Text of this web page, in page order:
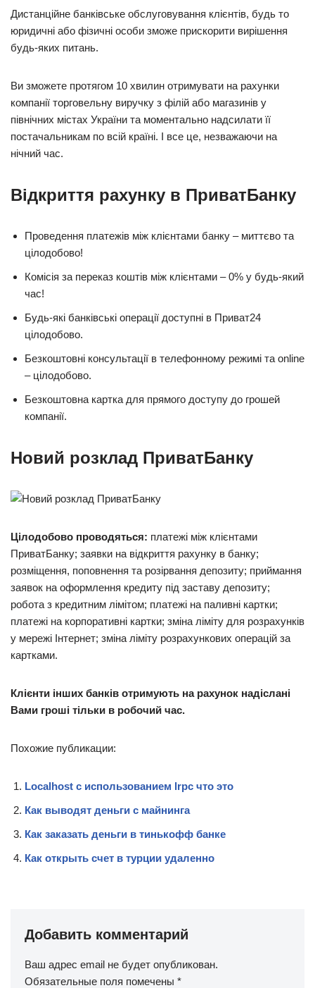
Дистанційне банківське обслуговування клієнтів, будь то
юридичні або фізичні особи зможе прискорити вирішення
будь-яких питань.
Ви зможете протягом 10 хвилин отримувати на рахунки
компанії торговельну виручку з філій або магазинів у
північних містах України та моментально надсилати її
постачальникам по всій країні. І все це, незважаючи на
нічний час.
Відкриття рахунку в ПриватБанку
Проведення платежів між клієнтами банку – миттєво та
цілодобово!
Комісія за переказ коштів між клієнтами – 0% у будь-який
час!
Будь-які банківські операції доступні в Приват24
цілодобово.
Безкоштовні консультації в телефонному режимі та online
– цілодобово.
Безкоштовна картка для прямого доступу до грошей
компанії.
Новий розклад ПриватБанку
Цілодобово проводяться: платежі між клієнтами
ПриватБанку; заявки на відкриття рахунку в банку;
розміщення, поповнення та розірвання депозиту; приймання
заявок на оформлення кредиту під заставу депозиту;
робота з кредитним лімітом; платежі на паливні картки;
платежі на корпоративні картки; зміна ліміту для розрахунків
у мережі Інтернет; зміна ліміту розрахункових операцій за
картками.
Клієнти інших банків отримують на рахунок надіслані
Вами гроші тільки в робочий час.
Похожие публикации:
Localhost с использованием lrpc что это
Как выводят деньги с майнинга
Как заказать деньги в тинькофф банке
Как открыть счет в турции удаленно
Добавить комментарий
Ваш адрес email не будет опубликован.
Обязательные поля помечены *